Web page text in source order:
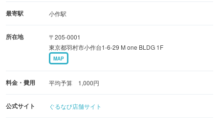
最寄駅 小作駅
所在地
〒205-0001
東京都羽村市小作台1-6-29 M one BLDG 1F
MAP
料金・費用 平均予算 1,000円
公式サイト ぐるなび店舗サイト